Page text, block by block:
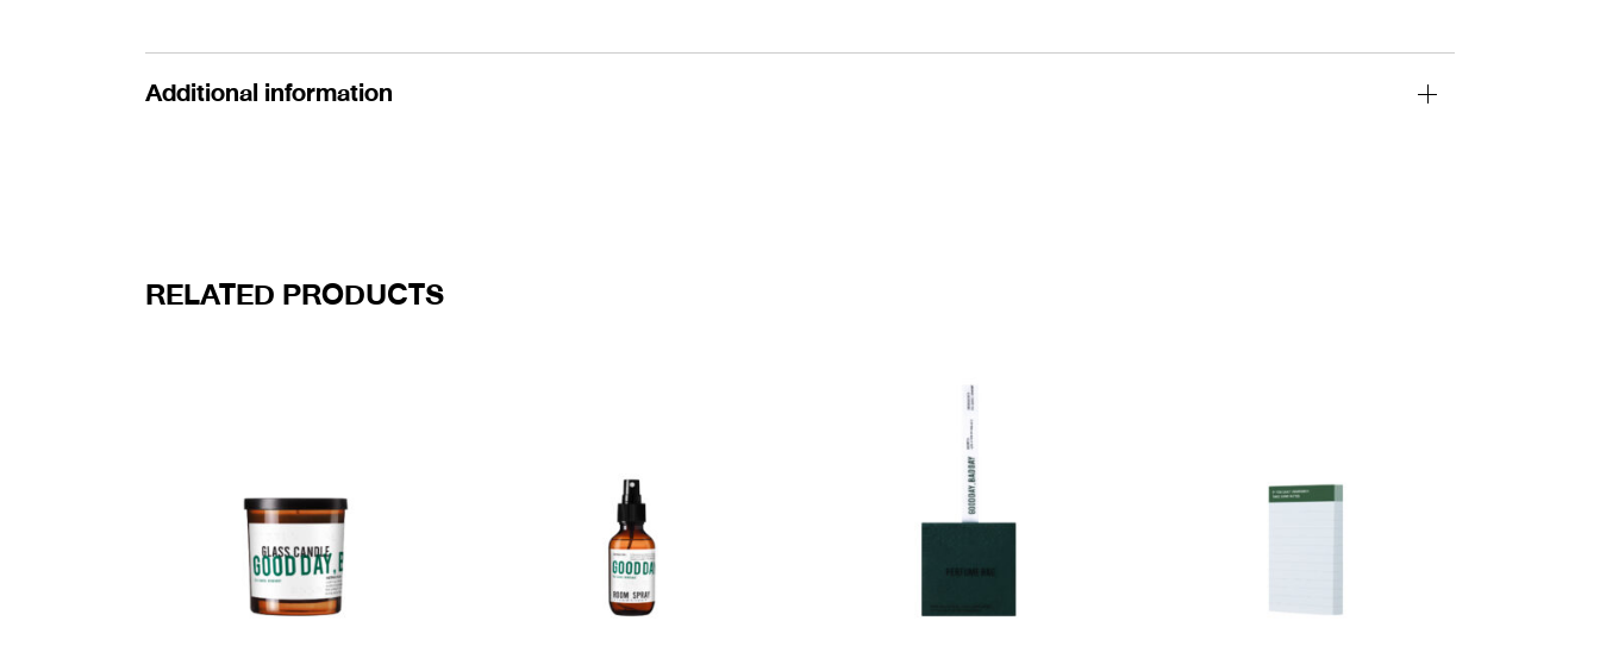
Additional information
RELATED PRODUCTS